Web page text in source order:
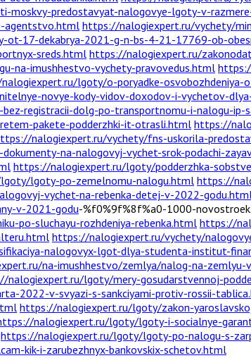
predostavyat-nalogovye-lgoty-v-
agentstvo.html https://nalogiexpert.ru/vychety/
17-dekabrya-2021-g-n-bs-4-21-17769-ob-
sreds.html https://nalogiexpert.ru/
na-imushhestvo-vychety-pravovedus.html
lgoty/o-poryadke-osvobozhdeniya-
novye-kody-vidov-doxodov-i-vychetov-
registracii-dolg-po-transportnomu-i-nalogu-
pakete-podderzhki-it-otrasli.html https://
nalogiexpert.ru/vychety/fns-uskorila-
na-nalogovyj-vychet-srok-podachi-
https://nalogiexpert.ru/lgoty/podderzhka-
lgoty-po-zemelnomu-nalogu.htmlhttps://
vychet-na-rebenka-detej-v-2022-
v-2021-godu-%f0%9f%8f%a0-1000-
po-sluchayu-rozhdeniya-rebenka.html https://
https://nalogiexpert.ru/vychety/
nalogovyx-lgot-dlya-studenta-institut-
na-imushhestvo/zemlya/nalog-na-zemlyu-
nalogiexpert.ru/lgoty/mery-gosudarstvennoj-
2022-v-svyazi-s-sankciyami-protiv-rossii-
https://nalogiexpert.ru/lgoty/zakon-
nalogiexpert.ru/lgoty/lgoty-i-socialnye-
https://nalogiexpert.ru/lgoty/lgoty-po-nalogu-s-
kik-i-zarubezhnyx-bankovskix-schetov.html